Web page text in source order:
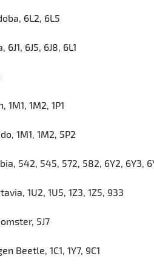
6L2, 6L5
6J1, 6J5, 6J8, 6L1
1M1, 1M2, 1P1
1M1, 1M2, 5P2
542, 545, 572, 582, 6Y2, 6Y3,
1U2, 1U5, 1Z3, 1Z5, 933
5J7
Beetle, 1C1, 1Y7, 9C1